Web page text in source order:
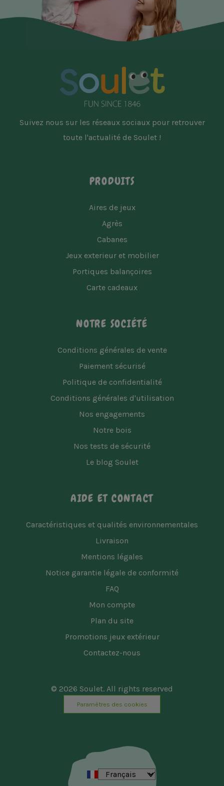
PRODUITS
Aires de jeux
Agrès
Cabanes
Jeux exterieur et mobilier
Portiques balançoires
Carte cadeaux
NOTRE SOCIÉTÉ
Conditions générales de vente
Paiement sécurisé
Politique de confidentialité
Conditions générales d'utilisation
Nos engagements
Notre bois
Nos tests de sécurité
Le blog Soulet
AIDE ET CONTACT
Caractéristiques et qualités environnementales
Livraison
Mentions légales
Notice garantie légale de conformité
FAQ
Mon compte
Plan du site
Promotions jeux extérieur
Contactez-nous
Suivez nous sur les réseaux sociaux pour retrouver
toute l'actualité de Soulet !
© 2026 Soulet. All rights reserved
Paramètres des cookies